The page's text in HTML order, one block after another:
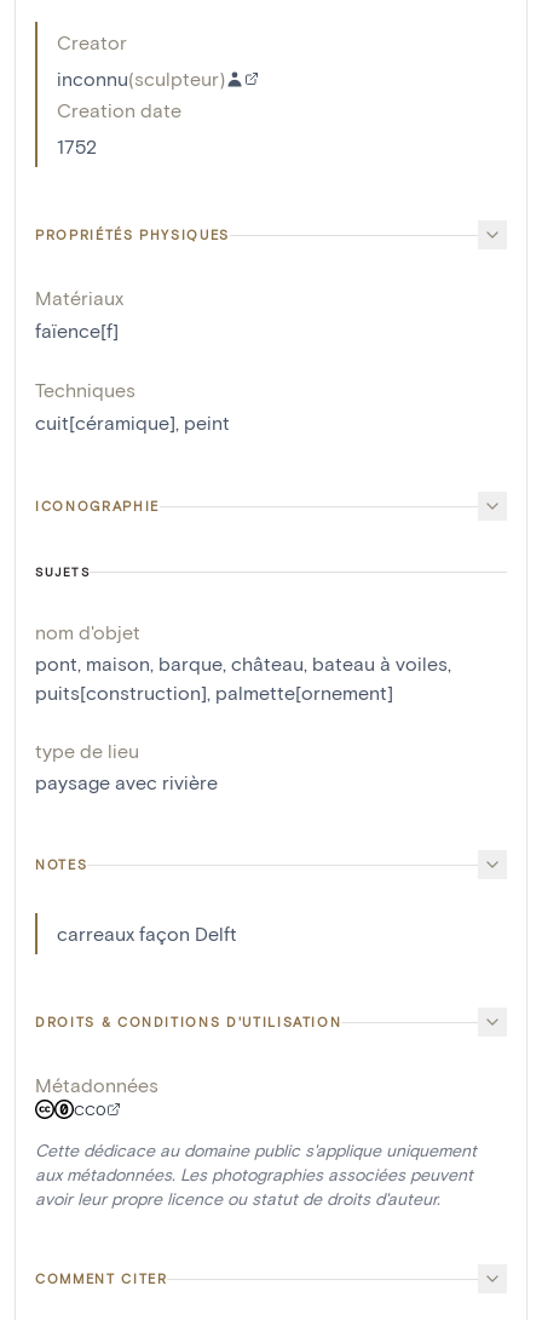
Creator
inconnu(sculpteur)
Creation date
1752
PROPRIÉTÉS PHYSIQUES
Matériaux
faïence[f]
Techniques
cuit[céramique], peint
ICONOGRAPHIE
SUJETS
nom d'objet
pont, maison, barque, château, bateau à voiles,
puits[construction], palmette[ornement]
type de lieu
paysage avec rivière
NOTES
carreaux façon Delft
DROITS & CONDITIONS D'UTILISATION
Métadonnées
CC0
Cette dédicace au domaine public s'applique uniquement
aux métadonnées. Les photographies associées peuvent
avoir leur propre licence ou statut de droits d'auteur.
COMMENT CITER